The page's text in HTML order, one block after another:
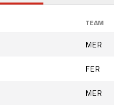
TEAM
MER
FER
MER